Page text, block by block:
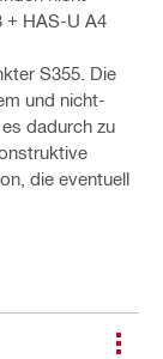
+ HAS-U A4
S355. Die
und nicht-
dadurch zu
die eventuell